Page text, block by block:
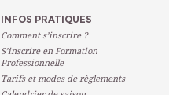
INFOS PRATIQUES
Comment s’inscrire ?
S’inscrire en Formation
Professionnelle
Tarifs et modes de règlements